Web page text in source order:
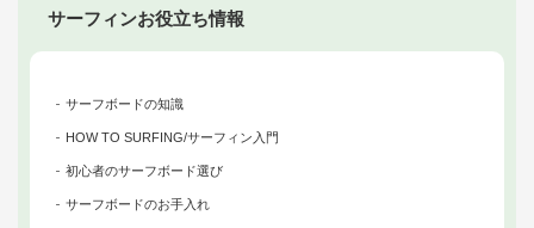
サーフィンお役立ち情報
サーフボードの知識
HOW TO SURFING/サーフィン入門
初心者のサーフボード選び
サーフボードのお手入れ